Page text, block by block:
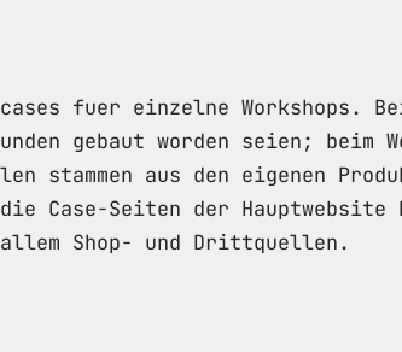
fuer einzelne Workshops.
gebaut worden seien; beim
stammen aus den eigenen
die Case-Seiten der
Shop- und Drittquellen.